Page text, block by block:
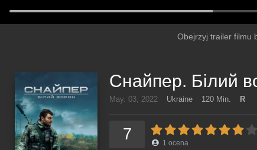
Obejrzyj trailer filmu
Снайпер. Білий
May. 03, 2022 Ukraine 120 Min. R
7 1 ocena